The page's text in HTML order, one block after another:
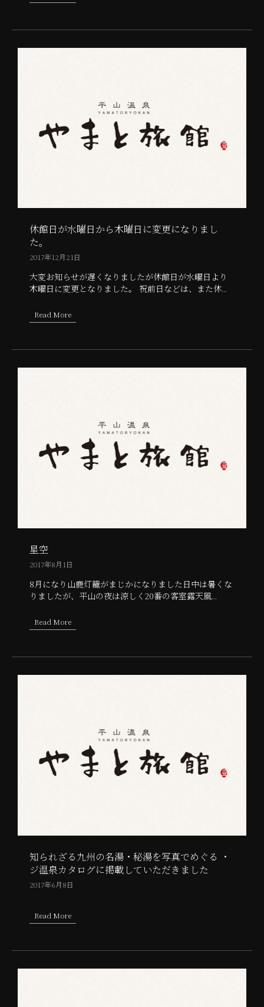
休館日が水曜日から木曜日に変更になりまし
た。
2017年12月21日
大変お知らせが遅くなりましたが休館日が水曜日より
木曜日に変更となりました。 祝前日などは、また休...
Read More
星空
2017年8月1日
8月になり山鹿灯籠がまじかになりました日中は暑くな
りましたが、平山の夜は涼しく20番の客室露天風...
Read More
知られざる九州の名湯・秘湯を写真でめぐる ・
ジ温泉カタログに掲載していただきました
2017年6月8日
Read More